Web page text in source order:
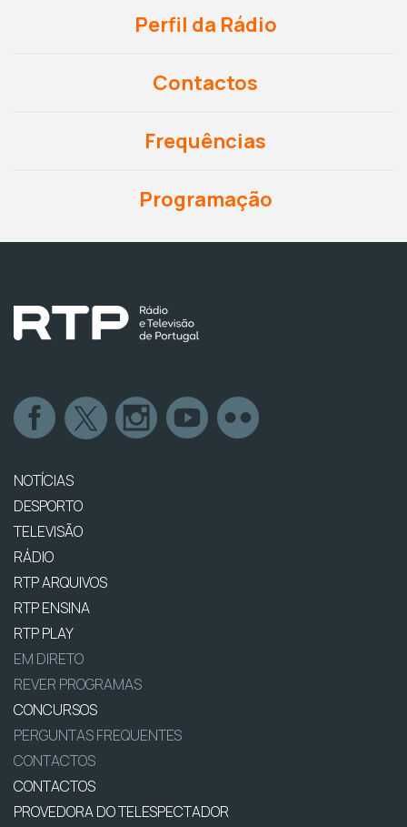
Perfil da Rádio
Contactos
Frequências
Programação
NOTÍCIAS
DESPORTO
TELEVISÃO
RÁDIO
RTP ARQUIVOS
RTP ENSINA
RTP PLAY
EM DIRETO
REVER PROGRAMAS
CONCURSOS
PERGUNTAS FREQUENTES
CONTACTOS
CONTACTOS
PROVEDORA DO TELESPECTADOR